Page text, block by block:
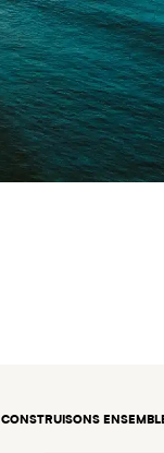
CONSTRUISONS